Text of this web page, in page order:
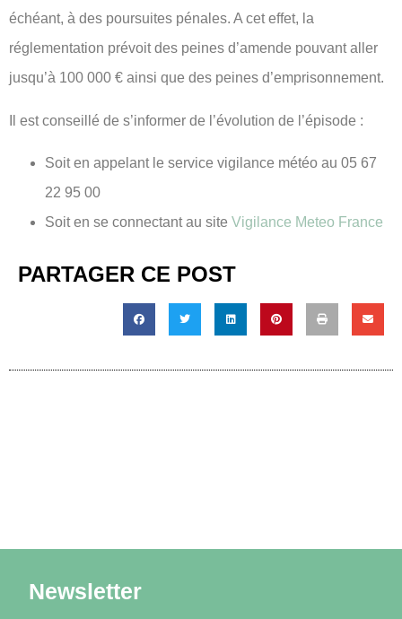
échéant, à des poursuites pénales. A cet effet, la
réglementation prévoit des peines d’amende pouvant aller
jusqu’à 100 000 € ainsi que des peines d’emprisonnement.
Il est conseillé de s’informer de l’évolution de l’épisode :
Soit en appelant le service vigilance météo au 05 67
22 95 00
Soit en se connectant au site Vigilance Meteo France
PARTAGER CE POST
Newsletter